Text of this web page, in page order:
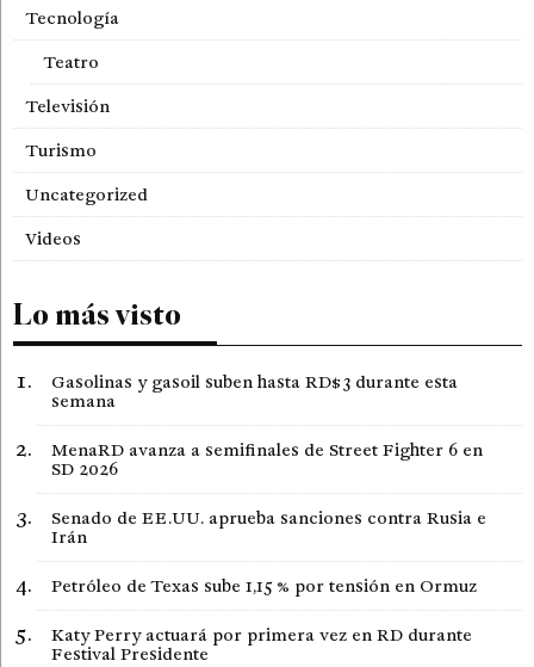
Tecnología
Teatro
Televisión
Turismo
Uncategorized
Videos
Lo más visto
Gasolinas y gasoil suben hasta RD$3 durante esta
semana
MenaRD avanza a semifinales de Street Fighter 6 en
SD 2026
Senado de EE.UU. aprueba sanciones contra Rusia e
Irán
Petróleo de Texas sube 1,15 % por tensión en Ormuz
Katy Perry actuará por primera vez en RD durante
Festival Presidente